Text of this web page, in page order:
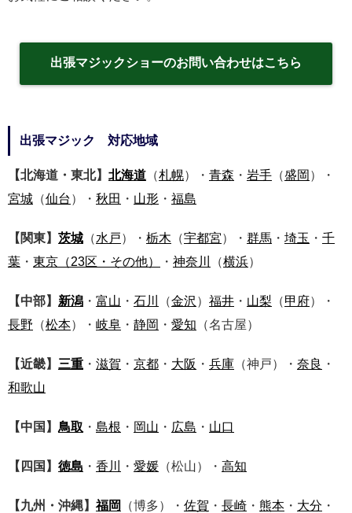
出張マジックショーのお問い合わせはこちら
出張マジック 対応地域
【北海道・東北】 北海道 （札幌）・ 青森 ・ 岩手 （盛岡 ）・
宮城 （仙台 ）・ 秋田 ・ 山形 ・ 福島
【関東】 茨城 （水戸）・ 栃木 （宇都宮）・ 群馬 ・ 埼玉 ・ 千
葉 ・ 東京 （23区・その他） ・ 神奈川 （横浜）
【中部】 新潟 ・ 富山 ・ 石川 （金沢 ） 福井 ・ 山梨 （甲府）・
長野 （松本）・ 岐阜 ・ 静岡 ・ 愛知 （名古屋）
【近畿】 三重 ・ 滋賀 ・ 京都 ・ 大阪 ・ 兵庫 （神戸）・ 奈良 ・
和歌山
【中国】 鳥取 ・ 島根 ・ 岡山 ・ 広島 ・ 山口
【四国】 徳島 ・ 香川 ・ 愛媛 （松山）・ 高知
【九州・沖縄】福岡 （博多）・ 佐賀 ・ 長崎 ・ 熊本 ・ 大分 ・